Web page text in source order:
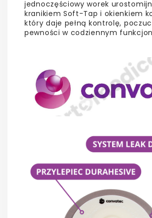
jednoczęściowy worek
kranikiem Soft-Tap i okienkiem
który daje pełną kontrolę,
pewności w codziennym